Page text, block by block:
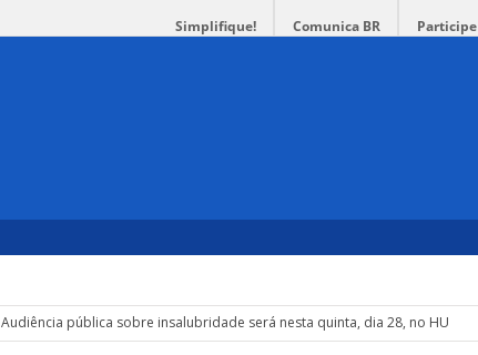
Simplifique! Comunica BR Participe
Audiência pública sobre insalubridade será nesta quinta, dia 28, no HU